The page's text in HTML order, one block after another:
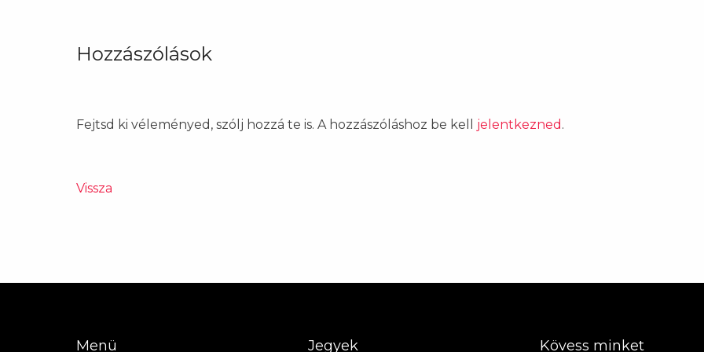
Hozzászólások
Fejtsd ki véleményed, szólj hozzá te is. A hozzászóláshoz be kell jelentkezned .
Vissza
Menü Jegyek Kövess minket